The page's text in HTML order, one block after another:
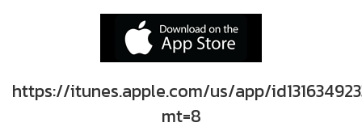
https://itunes.apple.com/us/app/
mt=8